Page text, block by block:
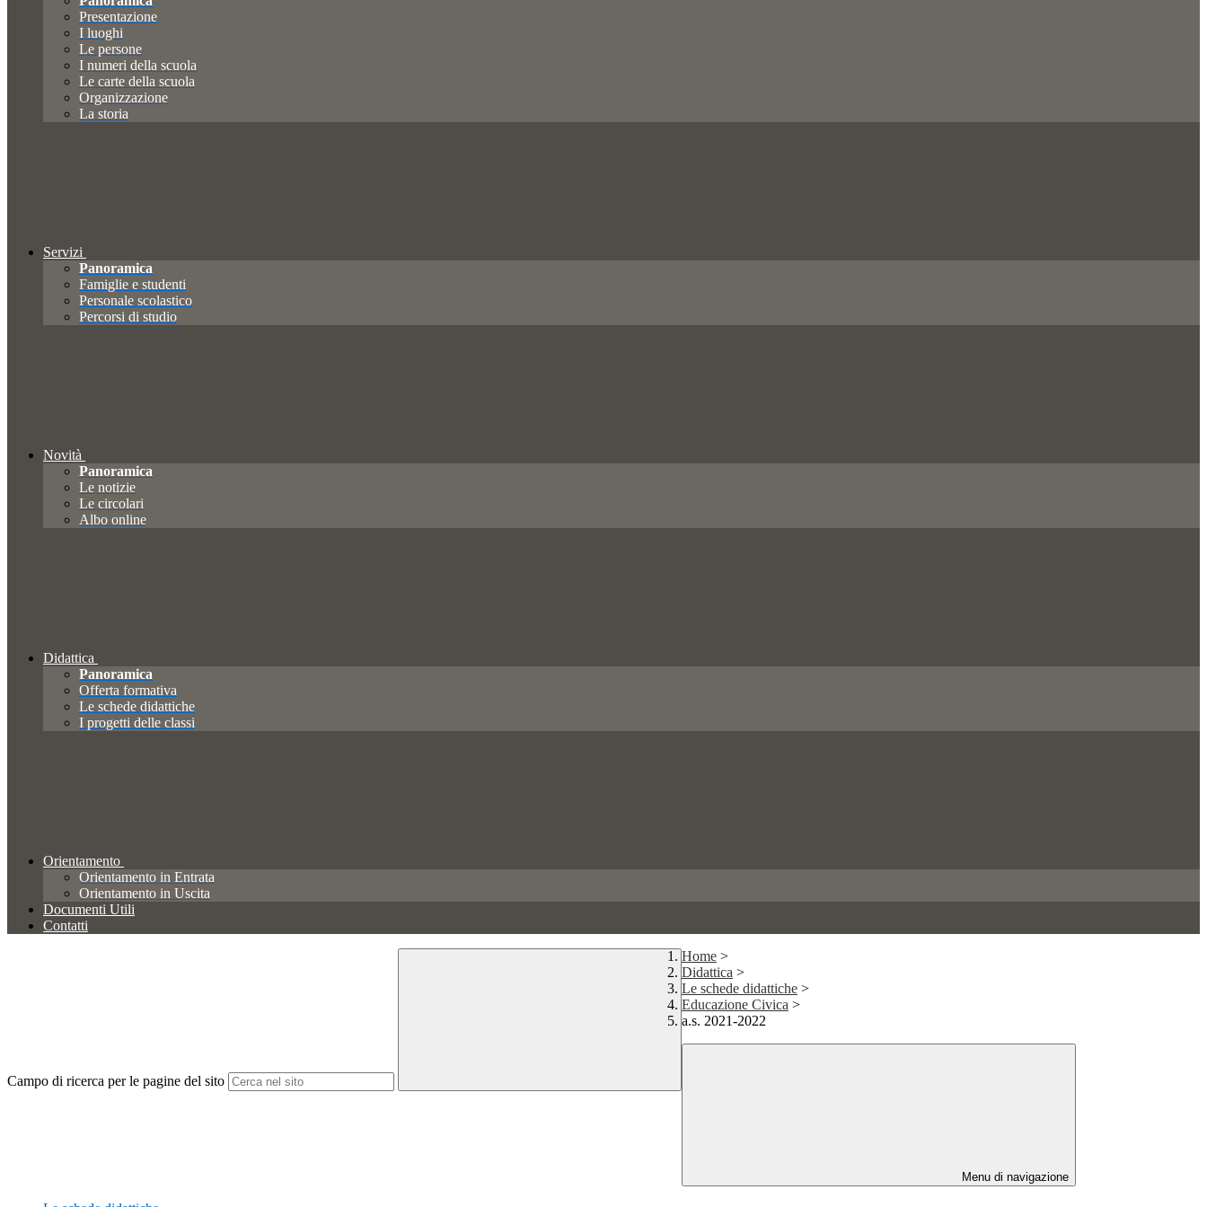
Presentazione
I luoghi
Le persone
I numeri della scuola
Le carte della scuola
Organizzazione
La storia
Servizi
Panoramica
Famiglie e studenti
Personale scolastico
Percorsi di studio
Novità
Panoramica
Le notizie
Le circolari
Albo online
Didattica
Panoramica
Offerta formativa
Le schede didattiche
I progetti delle classi
Orientamento
Orientamento in Entrata
Orientamento in Uscita
Documenti Utili
Contatti
Campo di ricerca per le pagine del sito
Home >
Didattica >
Le schede didattiche >
Educazione Civica >
a.s. 2021-2022
Menu di navigazione